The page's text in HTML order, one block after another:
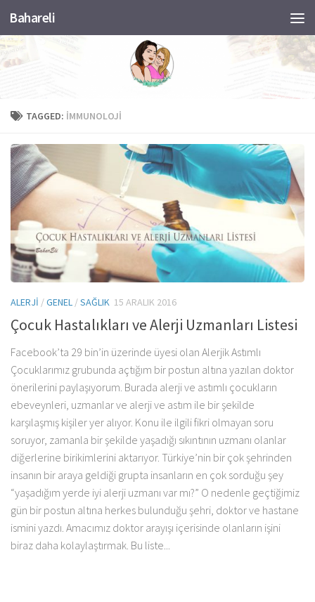
Skip to content
Bahareli
TAGGED: İMMUNOLOJI
ALERJI /GENEL /SAĞLIK 15 ARALIK 2016
Çocuk Hastalıkları ve Alerji Uzmanları Listesi
Facebook’ta 29 bin’in üzerinde üyesi olan Alerjik Astımlı
Çocuklarımız grubunda açtığım bir postun altına yazılan doktor
önerilerini paylaşıyorum. Burada alerji ve astımlı çocukların
ebeveynleri, uzmanlar ve alerji ve astım ile bir şekilde
karşılaşmış kişiler yer alıyor. Konu ile ilgili fikri olmayan soru
soruyor, zamanla bir şekilde yaşadığı sıkıntının uzmanı olanlar
diğerlerine birikimlerini aktarıyor. Türkiye’nin bir çok şehrinden
insanın bir araya geldiği grupta insanların en çok sorduğu şey
“yaşadığım yerde iyi alerji uzmanı var mı?” O nedenle geçtiğimiz
gün bir postun altına herkes bulunduğu şehri, doktor ve hastane
ismini yazdı. Amacımız doktor arayışı içerisinde olanların işini
biraz daha kolaylaştırmak. Bu liste...